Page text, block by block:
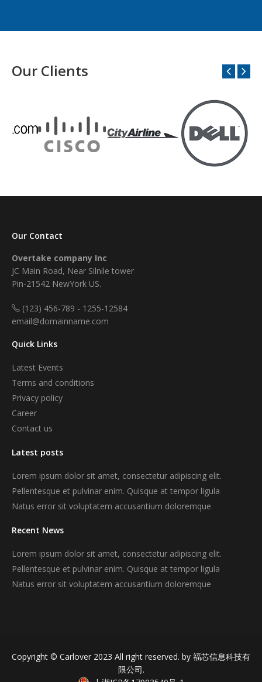
Our Clients
Our Contact
Overtake company Inc
JC Main Road, Near Silnile tower
Pin-21542 NewYork US.
(123) 456-789 - 1255-12584
email@domainname.com
Quick Links
Latest Events
Terms and conditions
Privacy policy
Career
Contact us
Latest posts
Lorem ipsum dolor sit amet, consectetur adipiscing elit.
Pellentesque et pulvinar enim. Quisque at tempor ligula
Natus error sit voluptatem accusantium doloremque
Recent News
Lorem ipsum dolor sit amet, consectetur adipiscing elit.
Pellentesque et pulvinar enim. Quisque at tempor ligula
Natus error sit voluptatem accusantium doloremque
Copyright © Carlover 2023 All right reserved. by 福芯信息科技有
限公司.